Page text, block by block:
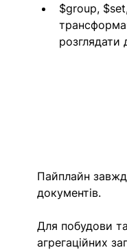
$group,
розглядати
Пайплайн
документів.
Для побудови
агрегаційних